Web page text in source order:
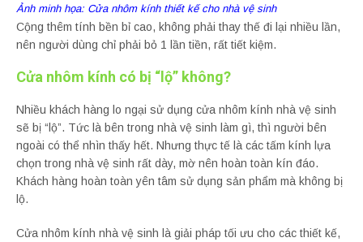
Ảnh minh họa: Cửa nhôm kính thiết kế cho nhà vệ sinh
Cộng thêm tính bền bỉ cao, không phải thay thế đi lại nhiều lần,
nên người dùng chỉ phải bỏ 1 lần tiền, rất tiết kiệm.
Cửa nhôm kính có bị “lộ” không?
Nhiều khách hàng lo ngại sử dụng cửa nhôm kính nhà vệ sinh
sẽ bị “lộ”. Tức là bên trong nhà vệ sinh làm gì, thì người bên
ngoài có thể nhìn thấy hết. Nhưng thực tế là các tấm kính lựa
chọn trong nhà vệ sinh rất dày, mờ nên hoàn toàn kín đáo.
Khách hàng hoàn toàn yên tâm sử dụng sản phẩm mà không bị
lộ.
Cửa nhôm kính nhà vệ sinh là giải pháp tối ưu cho các thiết kế,